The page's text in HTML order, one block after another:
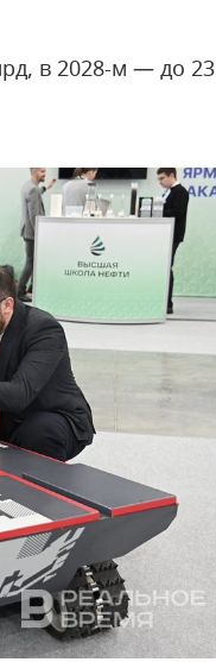
в 2028-м — до 23